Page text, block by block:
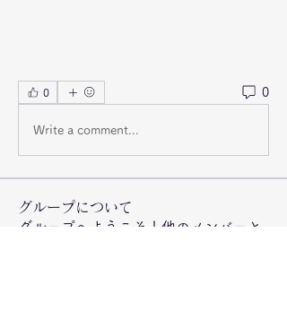
0 0
Write a comment...
グループについて
グループへようこそ！他のメンバーと